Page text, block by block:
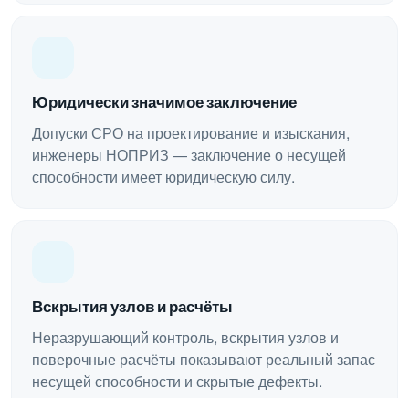
Юридически значимое заключение
Допуски СРО на проектирование и изыскания,
инженеры НОПРИЗ — заключение о несущей
способности имеет юридическую силу.
Вскрытия узлов и расчёты
Неразрушающий контроль, вскрытия узлов и
поверочные расчёты показывают реальный запас
несущей способности и скрытые дефекты.